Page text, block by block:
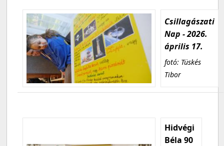
Csillagászati
Nap - 2026.
április 17.
fotó: Tüskés
Tibor
Hidvégi
Béla 90